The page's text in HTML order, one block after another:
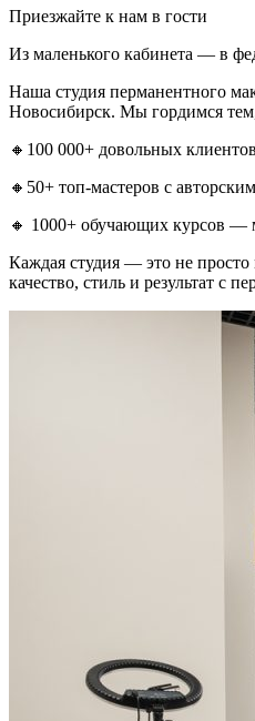
Приезжайте к нам в гости
Из маленького кабинета — в
Наша студия перманентного
Новосибирск. Мы гордимся
🔸100 000+ довольных клиентов
🔸50+ топ-мастеров с
🔸 1000+ обучающих курсов —
Каждая студия — это не просто
качество, стиль и результат с